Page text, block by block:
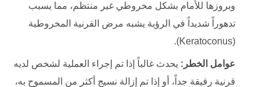
وبروزها للأمام بشكل مخروطي غير منتظم، مما يسبب
تدهوراً شديداً في الرؤية يشبه مرض القرنية المخروطية
(Keratoconus).
عوامل الخطر: يحدث غالباً إذا تم إجراء العملية لشخص لديه
قرنية رقيقة جداً، أو إذا تم إزالة نسيج أكثر من المسموح به،